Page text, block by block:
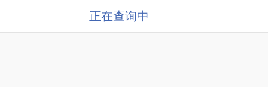
正在查询中